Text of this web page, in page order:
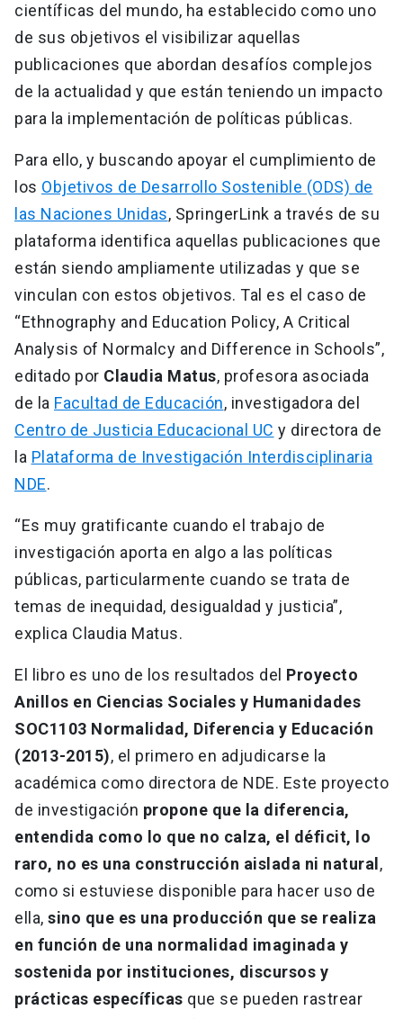
científicas del mundo, ha establecido como uno
de sus objetivos el visibilizar aquellas
publicaciones que abordan desafíos complejos
de la actualidad y que están teniendo un impacto
para la implementación de políticas públicas.
Para ello, y buscando apoyar el cumplimiento de
los Objetivos de Desarrollo Sostenible (ODS) de
las Naciones Unidas, SpringerLink a través de su
plataforma identifica aquellas publicaciones que
están siendo ampliamente utilizadas y que se
vinculan con estos objetivos. Tal es el caso de
“Ethnography and Education Policy, A Critical
Analysis of Normalcy and Difference in Schools”,
editado por Claudia Matus, profesora asociada
de la Facultad de Educación, investigadora del
Centro de Justicia Educacional UC y directora de
la Plataforma de Investigación Interdisciplinaria
NDE.
“Es muy gratificante cuando el trabajo de
investigación aporta en algo a las políticas
públicas, particularmente cuando se trata de
temas de inequidad, desigualdad y justicia”,
explica Claudia Matus.
El libro es uno de los resultados del Proyecto
Anillos en Ciencias Sociales y Humanidades
SOC1103 Normalidad, Diferencia y Educación
(2013-2015), el primero en adjudicarse la
académica como directora de NDE. Este proyecto
de investigación propone que la diferencia,
entendida como lo que no calza, el déficit, lo
raro, no es una construcción aislada ni natural ,
como si estuviese disponible para hacer uso de
ella, sino que es una producción que se realiza
en función de una normalidad imaginada y
sostenida por instituciones, discursos y
prácticas específicas que se pueden rastrear